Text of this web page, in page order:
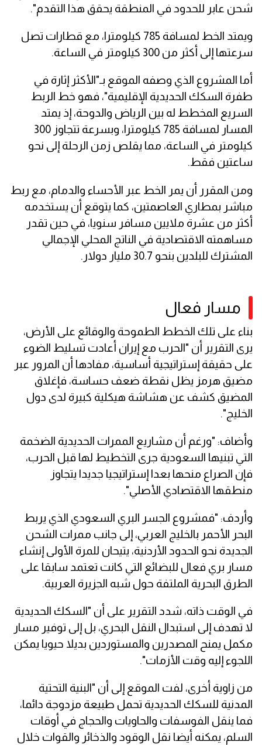
شحن عابر للحدود في المنطقة يحقق هذا التقدم".
ويمتد الخط لمسافة 785 كيلومترا، مع قطارات تصل
سرعتها إلى أكثر من 300 كيلومتر في الساعة.
أما المشروع الذي وصفه الموقع بـ"الأكثر إثارة في
طفرة السكك الحديدية الإقليمية"، فهو خط الربط
السريع المخطط له بين الرياض والدوحة، إذ يمتد
المسار لمسافة 785 كيلومترا، وبسرعة تتجاوز 300
كيلومتر في الساعة، مما يقلص زمن الرحلة إلى نحو
ساعتين فقط.
ومن المقرر أن يمر الخط عبر الأحساء والدمام، مع ربط
مباشر بمطاري العاصمتين، كما يتوقع أن يستخدمه
أكثر من عشرة ملايين مسافر سنويا، في حين تقدر
مساهمته الاقتصادية في الناتج المحلي الإجمالي
المشترك للبلدين بنحو 30.7 مليار دولار.
مسار فعال
بناء على تلك الخطط الطموحة والوقائع على الأرض،
يرى التقرير أن "الحرب مع إيران أعادت تسليط الضوء
على حقيقة إستراتيجية أساسية، مفادها أن المرور عبر
مضيق هرمز يظل نقطة ضعف حساسة، فإغلاق
المضيق كشف عن هشاشة هيكلية كبيرة لدى دول
الخليج".
وأضاف: "ورغم أن مشاريع الممرات الحديدية الضخمة
التي تبنيها السعودية جرى التخطيط لها قبل الحرب،
فإن الصراع منحها بعدا إستراتيجيا جديدا يتجاوز
منطقها الاقتصادي الأصلي".
وأردف: "فمشروع الجسر البري السعودي الذي يربط
البحر الأحمر بالخليج العربي، إلى جانب ممرات الشحن
الجديدة نحو الحدود الأردنية، يتيحان للمرة الأولى إنشاء
مسار بري فعال للبضائع التي كانت تعتمد سابقا على
الطرق البحرية الملتفة حول شبه الجزيرة العربية.
في الوقت ذاته، شدد التقرير على أن "السكك الحديدية
لا تهدف إلى استبدال النقل البحري، بل إلى توفير مسار
مكمل يمنح المصدرين والمستوردين بديلا حيويا يمكن
اللجوء إليه وقت الأزمات".
من زاوية أخرى، لفت الموقع إلى أن "البنية التحتية
المدنية للسكك الحديدية تحمل طبيعة مزدوجة دائما،
فما ينقل الفوسفات والحاويات والحجاج في أوقات
السلم، يمكنه أيضا نقل الوقود والذخائر والقوات خلال